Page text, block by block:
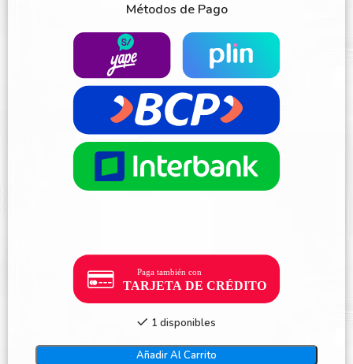
Métodos de Pago
1 disponibles
Añadir Al Carrito